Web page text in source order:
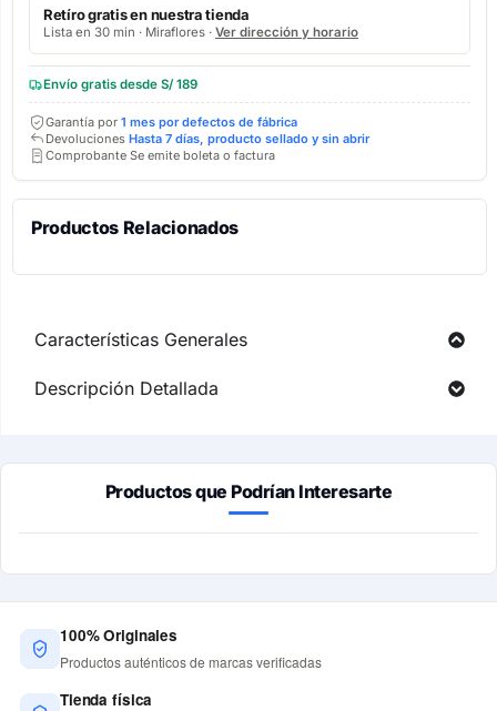
Retíro gratis en nuestra tienda
Lista en 30 min · Miraflores · Ver dirección y horario
Envío gratis desde S/ 189
Garantía por 1 mes por defectos de fábrica
Devoluciones Hasta 7 días, producto sellado y sin abrir
Comprobante Se emite boleta o factura
Productos Relacionados
Características Generales
Descripción Detallada
Productos que Podrían Interesarte
100% Originales
Productos auténticos de marcas verificadas
Tienda física